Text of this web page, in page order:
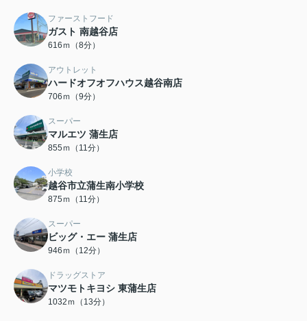
ファーストフード
ガスト 南越谷店
616ｍ（8分）
アウトレット
ハードオフオフハウス越谷南店
706ｍ（9分）
スーパー
マルエツ 蒲生店
855ｍ（11分）
小学校
越谷市立蒲生南小学校
875ｍ（11分）
スーパー
ビッグ・エー 蒲生店
946ｍ（12分）
ドラッグストア
マツモトキヨシ 東蒲生店
1032ｍ（13分）